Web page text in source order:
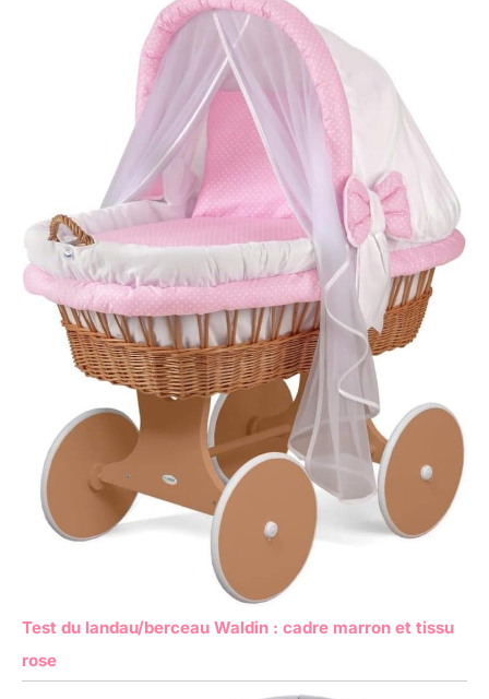
Test du landau/berceau Waldin : cadre marron et tissu
rose